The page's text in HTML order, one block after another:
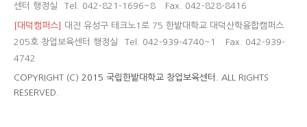
센터 행정실
Tel. 042-821-1696~8 Fax. 042-828-8416
[대덕캠퍼스]
대전 유성구 테크노1로 75 한밭대학교 대덕산학융합캠퍼스
205호 창업보육센터 행정실
Tel. 042-939-4740~1
Fax. 042-939-
4742
COPYRIGHT (C) 2015 국립한밭대학교 창업보육센터.
ALL RIGHTS
RESERVED.